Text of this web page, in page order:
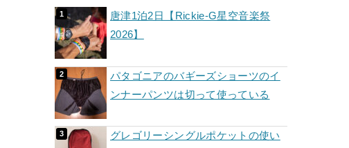
唐津1泊2日【Rickie-G星空音楽祭
2026】
パタゴニアのバギーズショーツのイ
ンナーパンツは切って使っている
グレゴリーシングルポケットの使い